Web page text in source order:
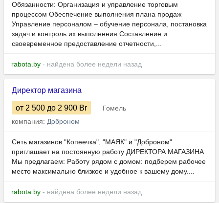
Обязанности: Организация и управление торговым
процессом Обеспечение выполнения плана продаж
Управление персоналом – обучение персонала, постановка
задач и контроль их выполнения Составление и
своевременное предоставление отчетности,...
rabota.by - найдена более недели назад
Директор магазина
от 2 500 до 2 900 Br
Гомель
компания: Доброном
Сеть магазинов "Копеечка", "МАЯК" и "Доброном"
приглашает на постоянную работу ДИРЕКТОРА МАГАЗИНА
Мы предлагаем: Работу рядом с домом: подберем рабочее
место максимально близкое и удобное к вашему дому....
rabota.by - найдена более недели назад